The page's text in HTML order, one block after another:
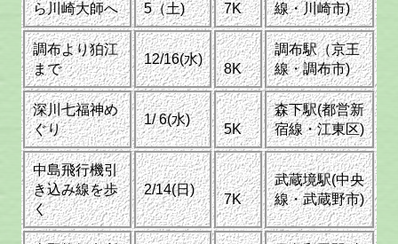
ら川崎大師へ
5（土)
7K
線・川崎市)
調布より狛江
まで
12/16(水)
8K
調布駅（京王
線・調布市)
深川七福神め
ぐり
1/ 6(水)
5K
森下駅(都営新
宿線・江東区)
中島飛行機引
き込み線を歩
く
2/14(日)
7K
武蔵境駅(中央
線・武蔵野市)